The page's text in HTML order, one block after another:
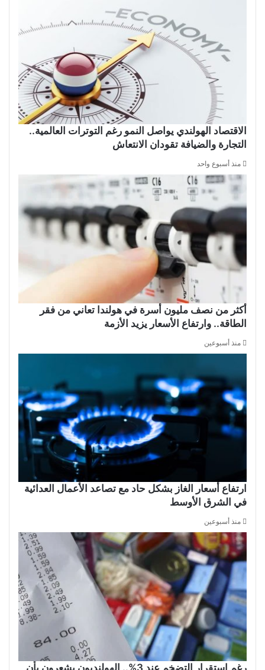
الاقتصاد الهولندي يواصل النمو رغم التوترات العالمية..
التجارة والضيافة تقودان الانتعاش
منذ أسبوع واحد
أكثر من نصف مليون أسرة في هولندا تعاني من فقر
الطاقة.. وارتفاع الأسعار يزيد الأزمة
منذ أسبوعين
ارتفاع أسعار الغاز بشكل حاد مع تصاعد الأعمال العدائية
في الشرق الأوسط
منذ أسبوعين